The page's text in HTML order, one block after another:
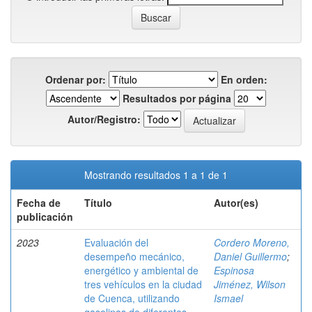
Ordenar por:
En orden:
Resultados por página
Autor/Registro:
Mostrando resultados 1 a 1 de 1
Fecha de
publicación
Título Autor(es)
2023
Evaluación del
desempeño mecánico,
energético y ambiental de
tres vehículos en la ciudad
de Cuenca, utilizando
Cordero Moreno,
Daniel Guillermo;
Espinosa
Jiménez, Wilson
Ismael